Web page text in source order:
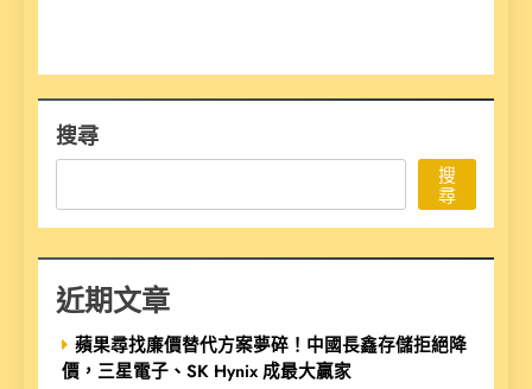
搜尋
搜
尋
近期文章
蘋果尋找廉價替代方案夢碎！中國長鑫存儲拒絕降
價，三星電子、SK Hynix 成最大贏家